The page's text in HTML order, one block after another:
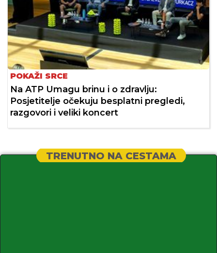
POKAŽI SRCE
Na ATP Umagu brinu i o zdravlju:
Posjetitelje očekuju besplatni pregledi,
razgovori i veliki koncert
TRENUTNO NA CESTAMA